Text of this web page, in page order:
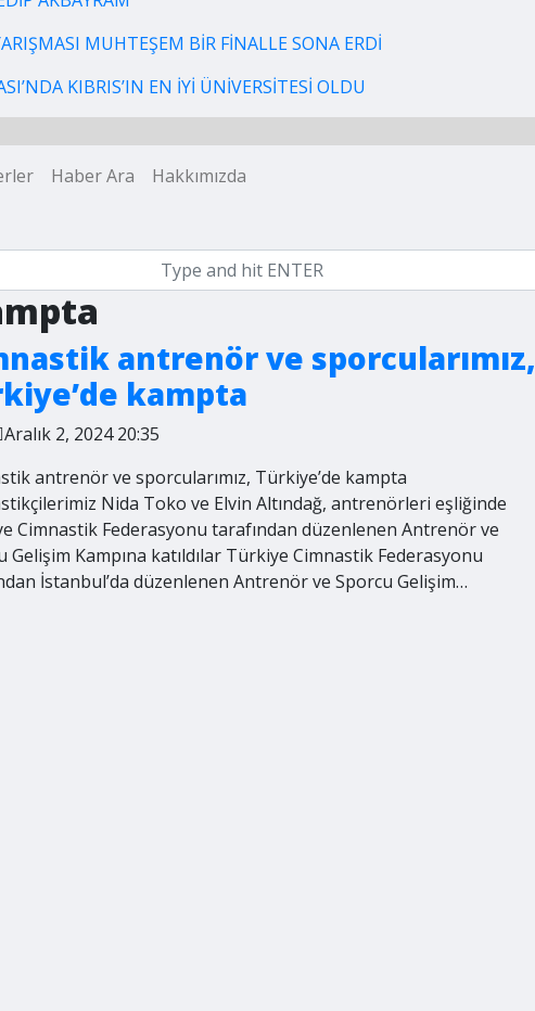
MUHTEŞEM BİR FİNALLE SONA ERDİ
KIBRIS’IN EN İYİ ÜNİVERSİTESİ OLDU
Haber Ara Hakkımızda
antrenör ve sporcularımız,
kampta
Aralık 2, 2024 20:35
antrenör ve sporcularımız, Türkiye’de kampta
Nida Toko ve Elvin Altındağ, antrenörleri eşliğinde
Cimnastik Federasyonu tarafından düzenlenen Antrenör ve
Gelişim Kampına katıldılar Türkiye Cimnastik Federasyonu
İstanbul’da düzenlenen Antrenör ve Sporcu Gelişim…